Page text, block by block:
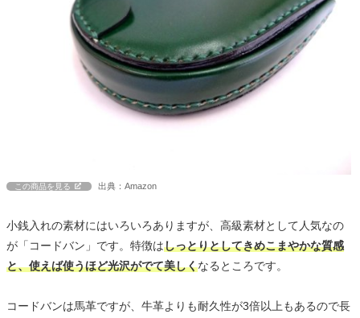
この商品を見る 出典：Amazon
小銭入れの素材にはいろいろありますが、高級素材として人気なの
が「コードバン」です。特徴はしっとりとしてきめこまやかな質感
と、使えば使うほど光沢がでて美しくなるところです。
コードバンは馬革ですが、牛革よりも耐久性が3倍以上もあるので長